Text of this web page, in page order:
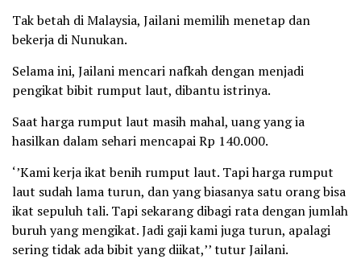
Tak betah di Malaysia, Jailani memilih menetap dan
bekerja di Nunukan.
Selama ini, Jailani mencari nafkah dengan menjadi
pengikat bibit rumput laut, dibantu istrinya.
Saat harga rumput laut masih mahal, uang yang ia
hasilkan dalam sehari mencapai Rp 140.000.
‘’Kami kerja ikat benih rumput laut. Tapi harga rumput
laut sudah lama turun, dan yang biasanya satu orang bisa
ikat sepuluh tali. Tapi sekarang dibagi rata dengan jumlah
buruh yang mengikat. Jadi gaji kami juga turun, apalagi
sering tidak ada bibit yang diikat,’’ tutur Jailani.